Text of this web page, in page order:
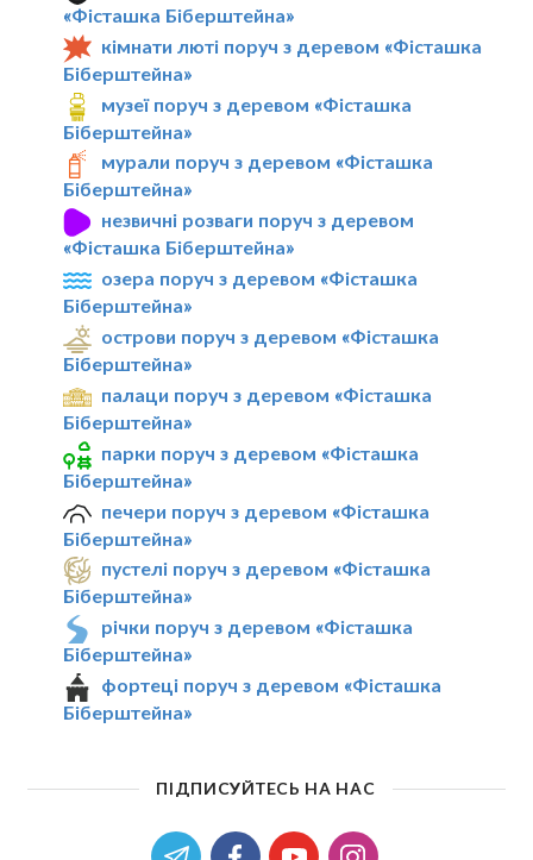
«Фісташка Біберштейна»
кімнати люті поруч з деревом «Фісташка
Біберштейна»
музеї поруч з деревом «Фісташка
Біберштейна»
мурали поруч з деревом «Фісташка
Біберштейна»
незвичні розваги поруч з деревом
«Фісташка Біберштейна»
озера поруч з деревом «Фісташка
Біберштейна»
острови поруч з деревом «Фісташка
Біберштейна»
палаци поруч з деревом «Фісташка
Біберштейна»
парки поруч з деревом «Фісташка
Біберштейна»
печери поруч з деревом «Фісташка
Біберштейна»
пустелі поруч з деревом «Фісташка
Біберштейна»
річки поруч з деревом «Фісташка
Біберштейна»
фортеці поруч з деревом «Фісташка
Біберштейна»
ПІДПИСУЙТЕСЬ НА НАС